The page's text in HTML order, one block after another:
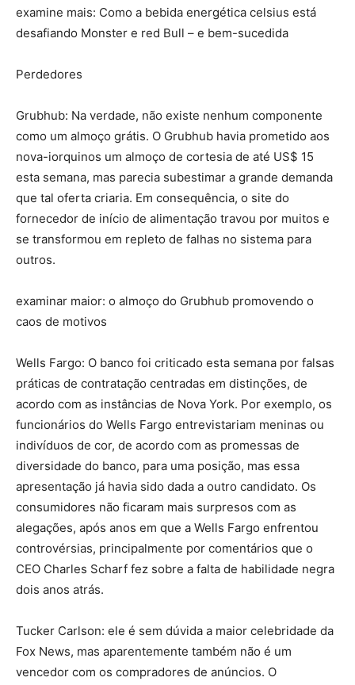
examine mais: Como a bebida energética celsius está
desafiando Monster e red Bull – e bem-sucedida
Perdedores
Grubhub: Na verdade, não existe nenhum componente
como um almoço grátis. O Grubhub havia prometido aos
nova-iorquinos um almoço de cortesia de até US$ 15
esta semana, mas parecia subestimar a grande demanda
que tal oferta criaria. Em consequência, o site do
fornecedor de início de alimentação travou por muitos e
se transformou em repleto de falhas no sistema para
outros.
examinar maior: o almoço do Grubhub promovendo o
caos de motivos
Wells Fargo: O banco foi criticado esta semana por falsas
práticas de contratação centradas em distinções, de
acordo com as instâncias de Nova York. Por exemplo, os
funcionários do Wells Fargo entrevistariam meninas ou
indivíduos de cor, de acordo com as promessas de
diversidade do banco, para uma posição, mas essa
apresentação já havia sido dada a outro candidato. Os
consumidores não ficaram mais surpresos com as
alegações, após anos em que a Wells Fargo enfrentou
controvérsias, principalmente por comentários que o
CEO Charles Scharf fez sobre a falta de habilidade negra
dois anos atrás.
Tucker Carlson: ele é sem dúvida a maior celebridade da
Fox News, mas aparentemente também não é um
vencedor com os compradores de anúncios. O